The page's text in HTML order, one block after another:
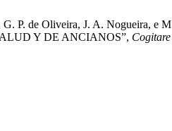
G. P. de Oliveira, J. A.
Y DE ANCIANOS”,